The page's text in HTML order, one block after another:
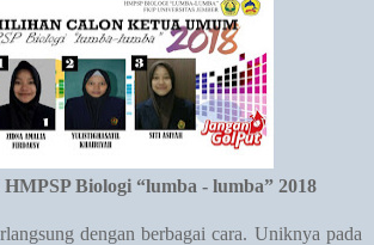
Biologi “lumba - lumba” 2018
dengan berbagai cara. Uniknya pada